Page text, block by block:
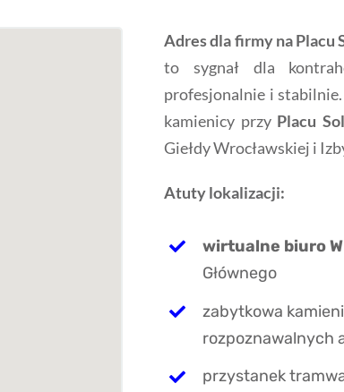
Adres dla firmy na Placu
to sygnał dla
profesjonalnie i
kamienicy przy Placu
Giełdy Wrocławskiej i
Atuty lokalizacji:
wirtualne biuro
Głównego
zabytkowa
rozpoznawalnych
przystanek